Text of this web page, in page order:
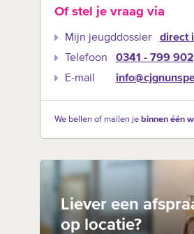
Of stel je vraag via
Mijn jeugddossier
direct
Telefoon
0341 - 799 902
E-mail
We bellen of mailen je binnen één
Liever een
op locatie?